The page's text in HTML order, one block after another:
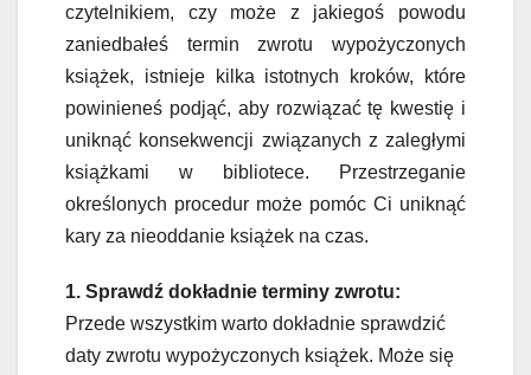
czytelnikiem, czy może z jakiegoś powodu
zaniedbałeś termin zwrotu wypożyczonych
książek, istnieje kilka istotnych kroków, które
powinieneś podjąć, aby rozwiązać tę kwestię i
uniknąć konsekwencji związanych z zaległymi
książkami w bibliotece. Przestrzeganie
określonych procedur może pomóc Ci uniknąć
kary za nieoddanie książek na czas.
1. Sprawdź dokładnie terminy zwrotu:
Przede wszystkim warto dokładnie sprawdzić
daty zwrotu wypożyczonych książek. Może się